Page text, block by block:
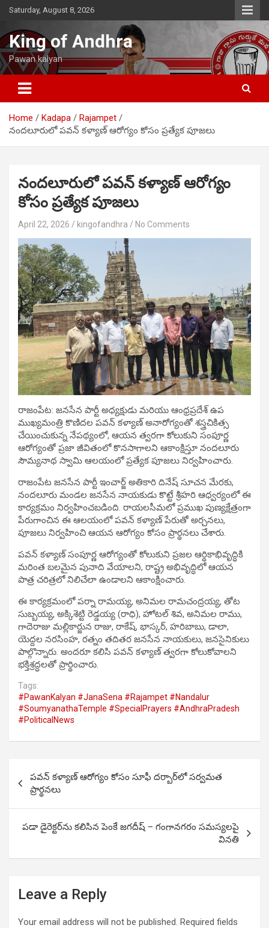
Skip
content
Saturday, August 8, 2026
King of Andhra
Pawan kalyan
Home Kadapa
Rajampet
నందలూరులో పవన్ కళ్యాణ్ ఆరోగ్యం కోసం ప్రత్యేక పూజలు
నందలూరులో పవన్ కళ్యాణ్ ఆరోగ్యం
కోసం ప్రత్యేక పూజలు
April 22, 2026 kingofandhra No Comments
రాజంపేట: జనసేన పార్టీ అధ్యక్షుడు మరియు ఆంధ్రప్రదేశ్ ఉప
ముఖ్యమంత్రి కొణిదల పవన్ కళ్యాణ్ అనారోగ్యంతో శస్త్రచికిత్స
చేయించుకున్న నేపథ్యంలో, ఆయన త్వరగా కోలుకుని సంపూర్ణ
ఆరోగ్యంతో ప్రజా జీవితంలో కొనసాగాలని ఆకాంక్షిస్తూ నందలూరు
సౌమ్యనాథ స్వామి ఆలయంలో ప్రత్యేక పూజలు నిర్వహించారు.
రాజంపేట జనసేన పార్టీ ఇంచార్జ్ అతికారి దినేష్ సూచన మేరకు,
నందలూరు మండల జనసేన నాయకుడు కొట్టే శ్రీహరి ఆధ్వర్యంలో ఈ
కార్యక్రమం నిర్వహించబడింది. రాయలసీమలో ప్రముఖ పుణ్యక్షేత్రంగా
పేరుగాంచిన ఈ ఆలయంలో పవన్ కళ్యాణ్ పేరుతో అర్చనలు,
పూజలు నిర్వహించి ఆయన ఆరోగ్యం కోసం ప్రార్థనలు చేశారు.
పవన్ కళ్యాణ్ సంపూర్ణ ఆరోగ్యంతో కోలుకుని ప్రజల ఆర్థికాభివృద్ధికి
మరింత బలమైన పునాది వేయాలని, రాష్ట్ర అభివృద్ధిలో ఆయన
పాత్ర చరిత్రలో నిలిచేలా ఉండాలని ఆకాంక్షించారు.
ఈ కార్యక్రమంలో పర్నా రామయ్య, అనిమల రామచంద్రయ్య, తోట
సుబ్బయ్య, అక్కిశెట్టి రెడ్డయ్య (రాధి), హోటల్ శివ, అనిమల రాము,
గాదెరాజు మల్లికార్జున రాజు, రాకేష్, భాస్కర్, హరిబాబు, డాలా,
యెద్దల నరసింహ, రత్నం తదితర జనసేన నాయకులు, జనసైనికులు
పాల్గొన్నారు. అందరూ కలిసి పవన్ కళ్యాణ్ త్వరగా కోలుకోవాలని
భక్తిశ్రద్ధలతో ప్రార్థించారు.
Tags:
#PawanKalyan #JanaSena #Rajampet #Nandalur
#SoumyanathaTemple #SpecialPrayers #AndhraPradesh
#PoliticalNews
navigation
పవన్ కళ్యాణ్ ఆరోగ్యం కోసం సూఫీ దర్బార్‌లో సర్వమత
ప్రార్థనలు
పడా డైరెక్టర్‌ను కలిసిన పెంకే జగదీష్ – గంగానగరం సమస్యలపై
వినతి
Leave a Reply
Your email address will not be published. Required fields